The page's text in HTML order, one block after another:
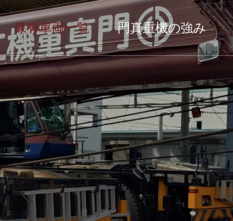
保有車両一覧 門真重機の強み
ROUGH TERRAIN